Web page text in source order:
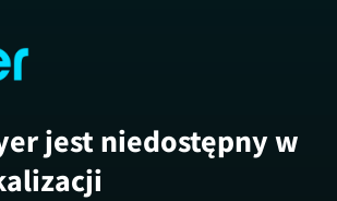
jest niedostępny w